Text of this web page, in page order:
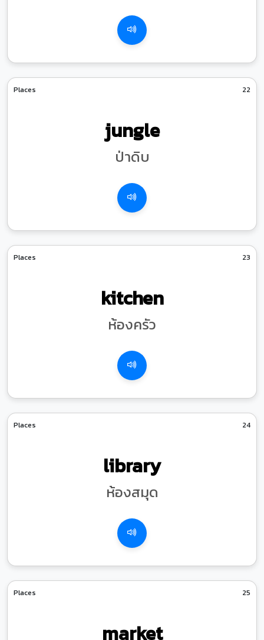
Places 22
jungle
ป่าดิบ
Places 23
kitchen
ห้องครัว
Places 24
library
ห้องสมุด
Places 25
market